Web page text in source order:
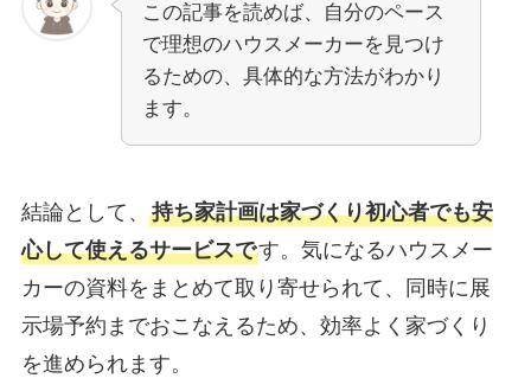
この記事を読めば、自分のペース
で理想のハウスメーカーを見つけ
るための、具体的な方法がわかり
ます。
結論として、 持ち家計画は家づくり初心者でも安
心して使えるサービスです。気になるハウスメー
カーの資料をまとめて取り寄せられて、同時に展
示場予約までおこなえるため、効率よく家づくり
を進められます。